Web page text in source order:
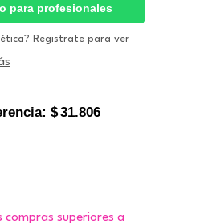
para profesionales
Registrate para ver
$31.806
compras superiores a